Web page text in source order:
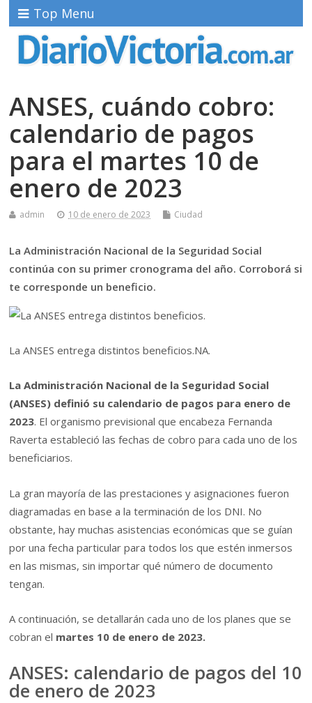
Top Menu
ANSES, cuándo cobro:
calendario de pagos
para el martes 10 de
enero de 2023
admin 10 de enero de 2023 Ciudad
La Administración Nacional de la Seguridad Social
continúa con su primer cronograma del año. Corroborá si
te corresponde un beneficio.
La ANSES entrega distintos beneficios.NA.
La Administración Nacional de la Seguridad Social
(ANSES) definió su calendario de pagos para enero de
2023. El organismo previsional que encabeza Fernanda
Raverta estableció las fechas de cobro para cada uno de los
beneficiarios.
La gran mayoría de las prestaciones y asignaciones fueron
diagramadas en base a la terminación de los DNI. No
obstante, hay muchas asistencias económicas que se guían
por una fecha particular para todos los que estén inmersos
en las mismas, sin importar qué número de documento
tengan.
A continuación, se detallarán cada uno de los planes que se
cobran el martes 10 de enero de 2023.
ANSES: calendario de pagos del 10
de enero de 2023